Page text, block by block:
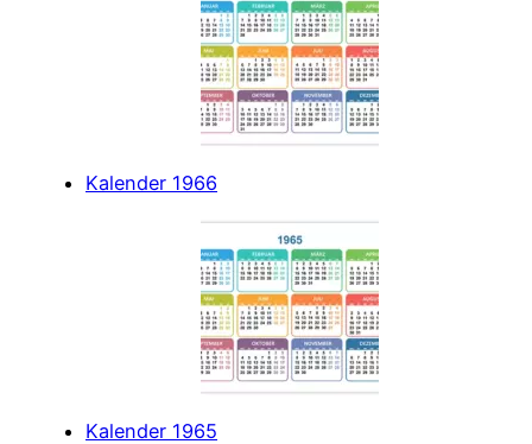
Kalender 1966
Kalender 1965